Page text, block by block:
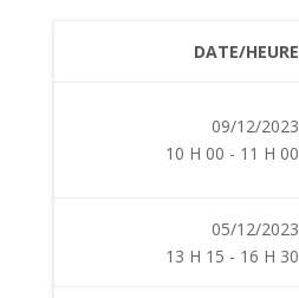
DATE/HEURE
09/12/2023
10 H 00 - 11 H 00
05/12/2023
13 H 15 - 16 H 30